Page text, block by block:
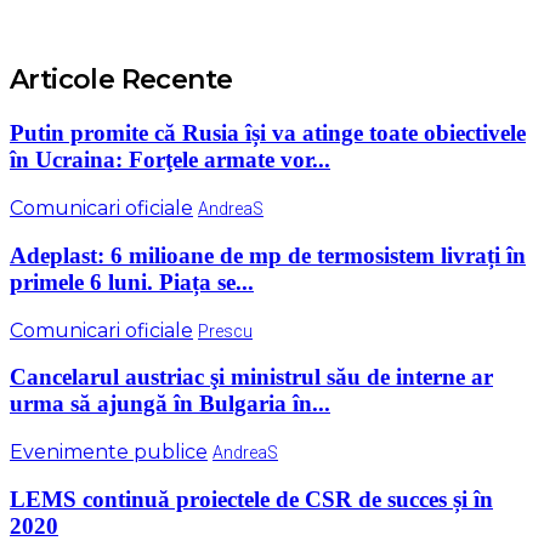
Articole Recente
Putin promite că Rusia își va atinge toate obiectivele
în Ucraina: Forţele armate vor...
Comunicari oficiale AndreaS
Adeplast: 6 milioane de mp de termosistem livrați în
primele 6 luni. Piața se...
Comunicari oficiale Prescu
Cancelarul austriac şi ministrul său de interne ar
urma să ajungă în Bulgaria în...
Evenimente publice AndreaS
LEMS continuă proiectele de CSR de succes și în
2020